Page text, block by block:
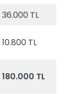
36.000 TL
10.800 TL
180.000 TL